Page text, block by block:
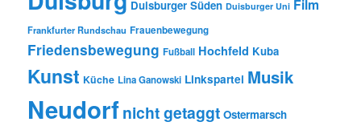
Duisburger Süden Duisburger Uni Film
Frankfurter Rundschau Frauenbewegung
Friedensbewegung Fußball Hochfeld Kuba
Kunst Küche Lina Ganowski Linkspartei Musik
Neudorfnicht getaggt Ostermarsch